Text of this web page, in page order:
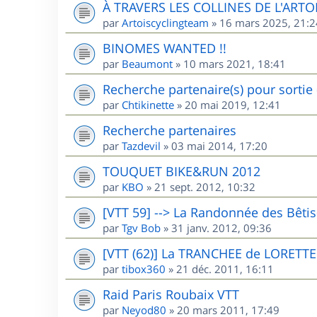
À TRAVERS LES COLLINES DE
par Artoiscyclingteam » 16 mars 2025,
BINOMES WANTED !!
par Beaumont » 10 mars 2021, 18:41
Recherche partenaire(s) pour
par Chtikinette » 20 mai 2019, 12:41
Recherche partenaires
par Tazdevil » 03 mai 2014, 17:20
TOUQUET BIKE&RUN 2012
par KBO » 21 sept. 2012, 10:32
[VTT 59] --> La Randonnée des
par Tgv Bob » 31 janv. 2012, 09:36
[VTT (62)] La TRANCHEE de
par tibox360 » 21 déc. 2011, 16:11
Raid Paris Roubaix VTT
par Neyod80 » 20 mars 2011, 17:49